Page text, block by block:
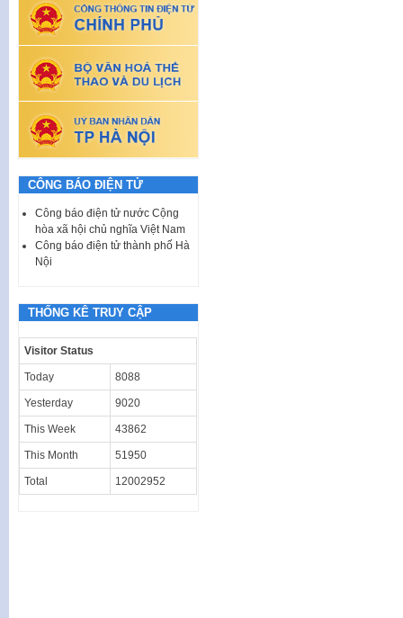
CÔNG BÁO ĐIỆN TỬ
Công báo điện tử nước Cộng
hòa xã hội chủ nghĩa Việt Nam
Công báo điện tử thành phố Hà
Nội
THỐNG KÊ TRUY CẬP
Visitor Status
Today 8088
Yesterday 9020
This Week 43862
This Month 51950
Total 12002952